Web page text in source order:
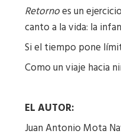
Retornoes un
canto a la vida: la
Si el tiempo pone
Como un viaje hacia
EL AUTOR:
Juan Antonio Mota